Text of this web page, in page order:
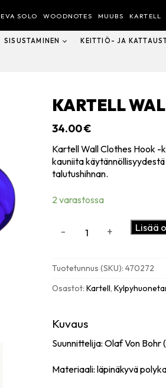
EVA SOLO WOODNOTES MUUBS KARTELL
SISUSTAMINEN KEITTIÖ- JA
KARTELL
34.00€
Kartell Wall Clothes Hook -
kauniita
talutushihnan.
2 varastossa
Cobalt
määrä
- + Lisää
Tuotetunnus (SKU):470272
Osastot:Kartell,
Kuvaus
Suunnittelija: Olaf Von Bohr
Materiaali: läpinäkyvä